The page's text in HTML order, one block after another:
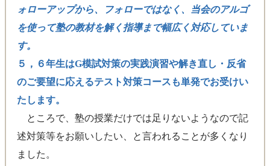
ォローアップから、フォローではなく、当会のアルゴ
を使って塾の教材を解く指導まで幅広く対応していま
す。
５，６年生はG模試対策の実践演習や解き直し・反省
のご要望に応えるテスト対策コースも単発でお受けい
たします。
ところで、塾の授業だけでは足りないようなので記
述対策等をお願いしたい、と言われることが多くなり
ました。